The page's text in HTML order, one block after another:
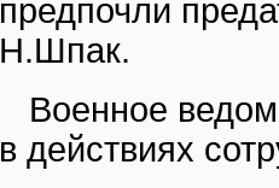
предпочли
Н.Шпак.
Военное
в действиях